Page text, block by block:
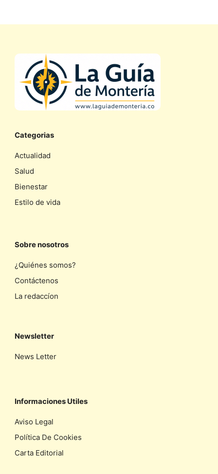
Categorias
Actualidad
Salud
Bienestar
Estilo de vida
Sobre nosotros
¿Quiénes somos?
Contáctenos
La redaccíon
Newsletter
News Letter
Informaciones Utiles
Aviso Legal
Política De Cookies
Carta Editorial